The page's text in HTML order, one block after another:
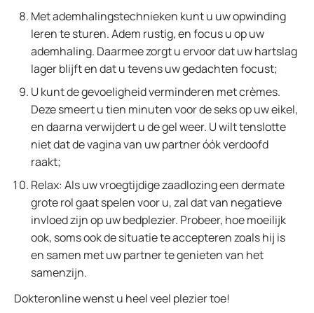
Met ademhalingstechnieken kunt u uw opwinding
leren te sturen. Adem rustig, en focus u op uw
ademhaling. Daarmee zorgt u ervoor dat uw hartslag
lager blijft en dat u tevens uw gedachten focust;
U kunt de gevoeligheid verminderen met crèmes.
Deze smeert u tien minuten voor de seks op uw eikel,
en daarna verwijdert u de gel weer. U wilt tenslotte
niet dat de vagina van uw partner óók verdoofd
raakt;
Relax: Als uw vroegtijdige zaadlozing een dermate
grote rol gaat spelen voor u, zal dat van negatieve
invloed zijn op uw bedplezier. Probeer, hoe moeilijk
ook, soms ook de situatie te accepteren zoals hij is
en samen met uw partner te genieten van het
samenzijn.
Dokteronline wenst u heel veel plezier toe!